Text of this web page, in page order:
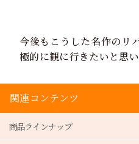
今後もこうした名作のリ
極的に観に行きたいと思い
関連コンテンツ
商品ラインナップ